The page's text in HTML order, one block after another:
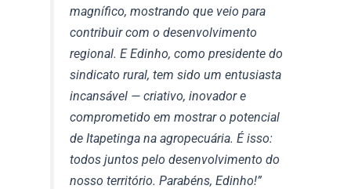
magnífico, mostrando que veio para
contribuir com o desenvolvimento
regional. E Edinho, como presidente do
sindicato rural, tem sido um entusiasta
incansável — criativo, inovador e
comprometido em mostrar o potencial
de Itapetinga na agropecuária. É isso:
todos juntos pelo desenvolvimento do
nosso território. Parabéns, Edinho!”